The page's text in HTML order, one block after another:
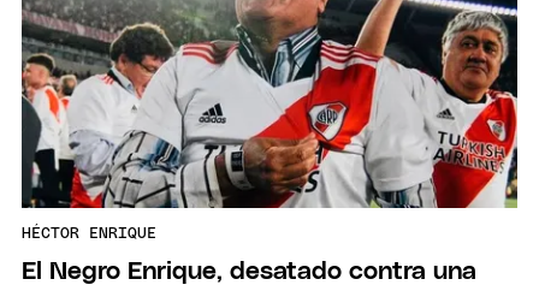
HÉCTOR ENRIQUE
El Negro Enrique, desatado contra una